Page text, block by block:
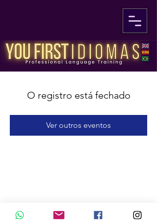
O registro está fechado
Ver outros eventos